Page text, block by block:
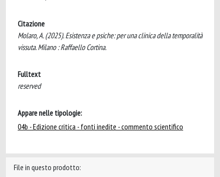
Citazione
Molaro, A. (2025). Esistenza e psiche: per una clinica della temporalità
vissuta. Milano : Raffaello Cortina.
Fulltext
reserved
Appare nelle tipologie:
04b - Edizione critica - fonti inedite - commento scientifico
File in questo prodotto: